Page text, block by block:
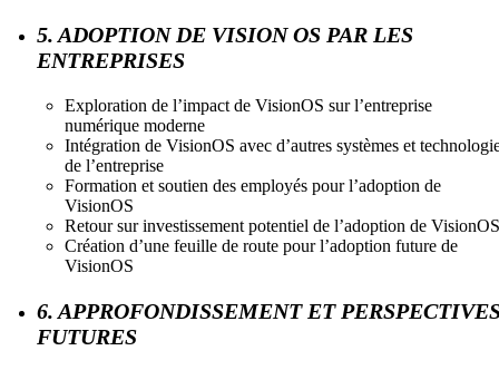
5. ADOPTION DE VISION OS PAR LES
ENTREPRISES
Exploration de l’impact de VisionOS sur l’entreprise
numérique moderne
Intégration de VisionOS avec d’autres systèmes et
de l’entreprise
Formation et soutien des employés pour l’adoption de
VisionOS
Retour sur investissement potentiel de l’adoption de VisionOS
Création d’une feuille de route pour l’adoption future de
VisionOS
6. APPROFONDISSEMENT ET
FUTURES